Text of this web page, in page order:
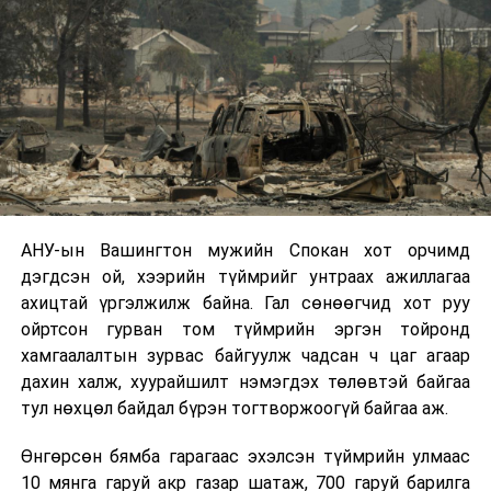
АНУ-ын Вашингтон мужийн Спокан хот орчимд
дэгдсэн ой, хээрийн түймрийг унтраах ажиллагаа
ахицтай үргэлжилж байна. Гал сөнөөгчид хот руу
ойртсон гурван том түймрийн эргэн тойронд
хамгаалалтын зурвас байгуулж чадсан ч цаг агаар
дахин халж, хуурайшилт нэмэгдэх төлөвтэй байгаа
тул нөхцөл байдал бүрэн тогтворжоогүй байгаа аж.
Өнгөрсөн бямба гарагаас эхэлсэн түймрийн улмаас
10 мянга гаруй акр газар шатаж, 700 гаруй барилга